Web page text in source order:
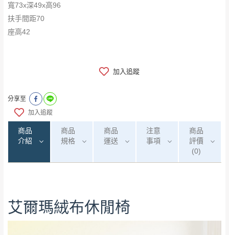
寬73x深49x高96
扶手間距70
座高42
加入追蹤
分享至
加入追蹤
商品
介紹
商品
規格
商品
運送
注意
事項
商品
評價
(0)
艾爾瑪絨布休閒椅
運 費 說 明
注意事項：
由於品項繁多，網頁無法及時更新，如有需
0/5 (0)筆